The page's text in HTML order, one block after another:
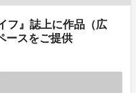
フ』誌上に作品（広
ースをご提供